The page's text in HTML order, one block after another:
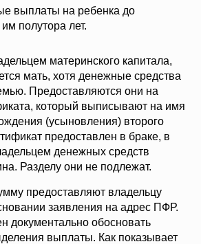
выплаты на ребенка до
полутора лет.
материнского капитала,
мать, хотя денежные средства
Предоставляются они на
который выписывают на имя
(усыновления) второго
предоставлен в браке, в
денежных средств
Разделу они не подлежат.
предоставляют владельцу
заявления на адрес ПФР.
документально обосновать
выплаты. Как показывает